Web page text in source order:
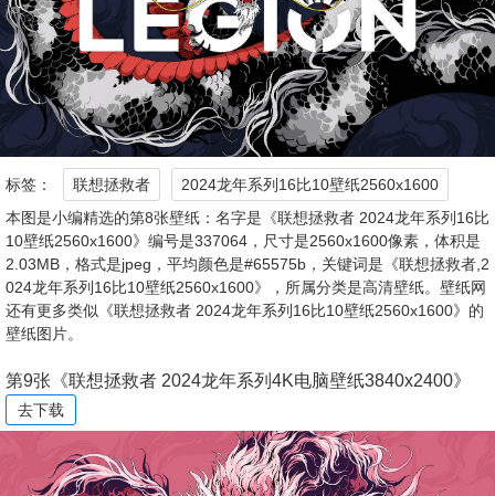
标签： 联想拯救者
2024龙年系列16比10壁纸2560x1600
本图是小编精选的第8张壁纸：名字是《联想拯救者 2024龙年系列16比
10壁纸2560x1600》编号是337064，尺寸是2560x1600像素，体积是
2.03MB，格式是jpeg，平均颜色是#65575b，关键词是《联想拯救者,2
024龙年系列16比10壁纸2560x1600》，所属分类是高清壁纸。壁纸网
还有更多类似《联想拯救者 2024龙年系列16比10壁纸2560x1600》的
壁纸图片。
第9张《联想拯救者 2024龙年系列4K电脑壁纸3840x2400》
去下载